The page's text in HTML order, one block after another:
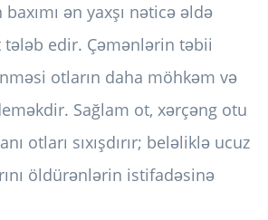
ən yaxşı nəticə əldə
tələb edir. Çəmənlərin təbii
otların daha möhkəm və
Sağlam ot, xərçəng otu
otları sıxışdırır; beləliklə ucuz
öldürənlərin istifadəsinə